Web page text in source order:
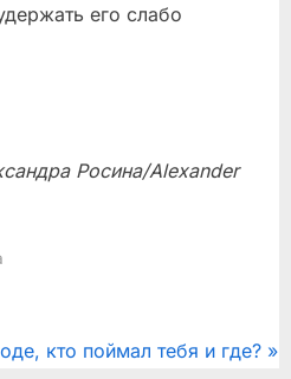
его слабо
Росина/Alexander
кто поймал тебя и где?